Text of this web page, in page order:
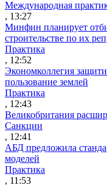
Международная
, 13:27
Минфин планирует
строительстве по их
Практика
, 12:52
Экономколлегия
пользование землей
Практика
, 12:43
Великобритания
Санкции
, 12:41
АБД предложила
моделей
Практика
, 11:53